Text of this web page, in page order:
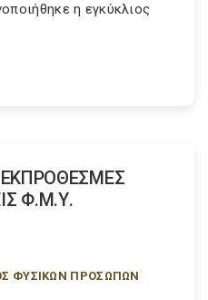
η εγκύκλιος
ΕΚΠΡΟΘΕΣΜΕΣ
Φ.Μ.Υ.
ΦΥΣΙΚΩΝ ΠΡΟΣΩΠΩΝ